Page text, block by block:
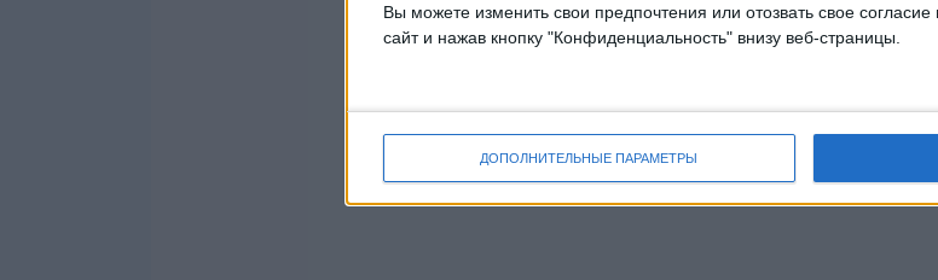
Вы можете изменить свои предпочтения или отозвать свое
сайт и нажав кнопку "Конфиденциальность" внизу веб-страницы.
ДОПОЛНИТЕЛЬНЫЕ ПАРАМЕТРЫ